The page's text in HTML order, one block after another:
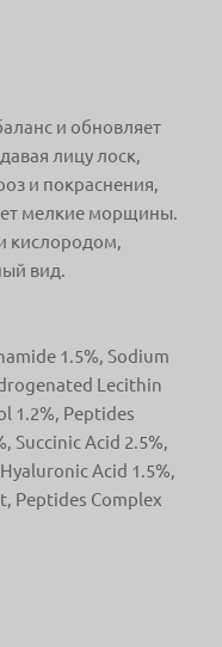
и обновляет
лицу лоск,
и покраснения,
мелкие морщины.
кислородом,
вид.
1.5%, Sodium
Lecithin
1.2%, Peptides
Succinic Acid 2.5%,
Acid 1.5%,
Peptides Complex